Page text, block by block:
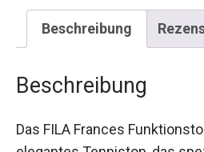
Beschreibung
Beschreibung
elegantes Tennistop, das